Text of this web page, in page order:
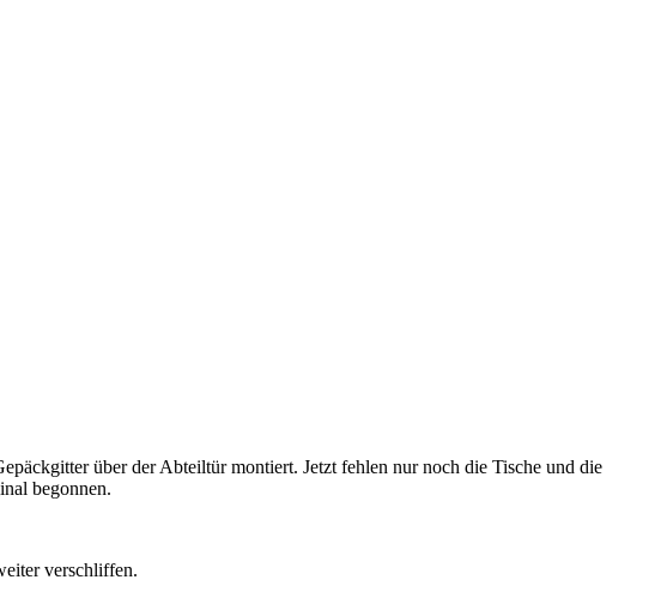
über der Abteiltür montiert. Jetzt fehlen nur noch die Tische und die
begonnen.
verschliffen.